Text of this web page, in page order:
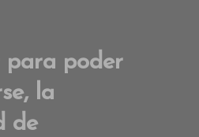
para poder
la
de